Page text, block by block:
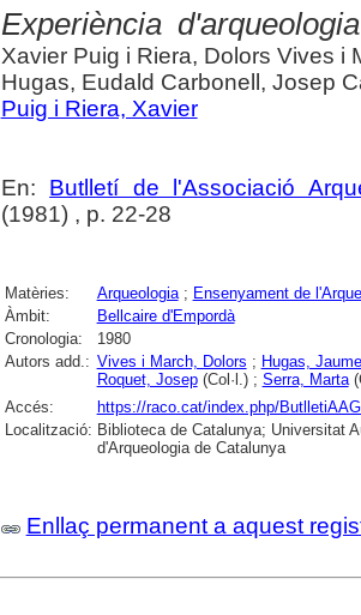
Experiència
Xavier Puig i Riera, Dolors Vives i
Hugas, Eudald Carbonell, Josep
Puig i Riera, Xavier
En: Butlletí de l'Associació
(1981) , p. 22-28
Matèries: Arqueologia; Ensenyament de
Àmbit:
Bellcaire d'Empordà
Cronologia:
1980
Autors add.: Vives i March, Dolors ; Hugas, Jaume
Roquet, Josep(Col·l.) ; Serra, Marta
Accés:
https://raco.cat/index.php/
Localització: Biblioteca de Catalunya; Universitat
d'Arqueologia de Catalunya
Enllaç permanent a aquest